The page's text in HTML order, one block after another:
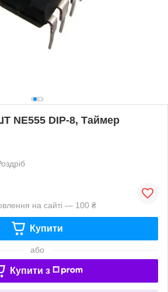
NE555 DIP-8, Таймер
на сайті — 100 ₴
Купити
або
Купити з